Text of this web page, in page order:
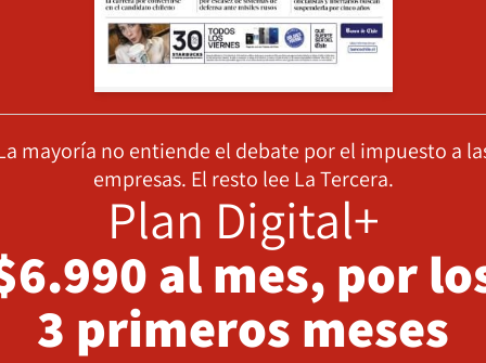
mayoría no entiende el debate por el impuesto a
empresas. El resto lee La Tercera.
Plan Digital+
al mes, por
3 primeros meses